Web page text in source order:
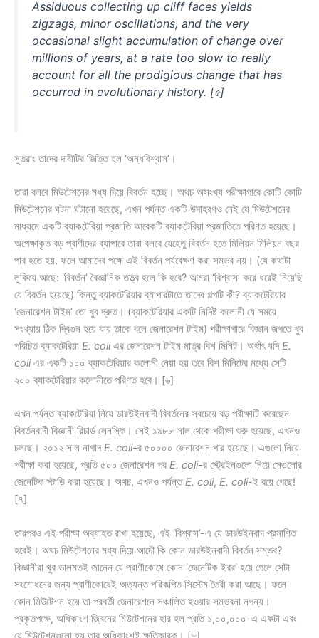
Assiduous collecting up cliff faces yields
zigzags, minor oscillations, and the very
occasional slight accumulation of change over
millions of years, at a rate too slow to really
account for all the prodigious change that has
occurred in evolutionary history. [৫]
সুতরাং তাদের দাবীটির ভিত্তি হল ‘অন্ধবিশ্বাস’।
তারা বলবে মিউটেশনের মধ্য দিয়ে বিবর্তন হচ্ছে। অথচ অসংখ্য পরীক্ষাগারে কোটি কোটি
মিউটেশনের ঘটনা ঘটানো হয়েছে, এখন পর্যন্ত একটি উদাহরণও নেই যে মিউটেশনের
মাধ্যমে একটি ব্যাকটেরিয়া প্রজাতি আরেকটি ব্যাকটেরিয়া প্রজাতিতে পরিণত হয়েছে।
অপেক্ষাকৃত বড় প্রাণীদের ব্যাপারে তারা বলবে যেহেতু বিবর্তন হতে মিলিয়ন মিলিয়ন বছর
পার হতে হয়, ফলে আমাদের পক্ষে এই বিবর্তন পর্যবেক্ষণ করা সম্ভব নয়। (যে কথাটা
লুকিয়ে আছে: ‘বিবর্তন’ বৈজ্ঞানিক তত্ত্ব হলে কি হবে? আমরা ‘বিশ্বাস’ করে ধরেই নিয়েছি
যে বিবর্তন হয়েছে) কিন্তু ব্যাকটেরিয়ার ব্যাপারটাতে তাদের গল্পটি কী? ব্যাকটেরিয়ার
‘জেনারেশন টাইম’ তো খুব দ্রুত। (ব্যাকটেরিয়ার একটি নির্দিষ্ট কলোনী যে সময়ে
সংখ্যায় ঠিক দ্বিগুন হয়ে যায় তাকে বলে জেনারেশন টাইম) পরীক্ষাগারে বিজ্ঞান জগতে খুব
পরিচিত ব্যাকটেরিয়া E. coliএর জেনারেশন টাইম মাত্র বিশ মিনিট। অর্থাৎ যদিE.
coliএর একটি ১০০ ব্যাকটেরিয়ার কলোনী নেয়া হয় তবে বিশ মিনিটের মধ্যে সেটি
২০০ ব্যাকটেরিয়ার কলোনীতে পরিণত হবে। [৬]
এখন পর্যন্ত ব্যাকটেরিয়া নিয়ে ডারউইনবাদী বিবর্তনের সবচেয়ে বড় পরীক্ষাটি করেছেন
বিবর্তনবাদী বিজ্ঞানী রিচার্ড লেনস্কি। সেই ১৯৮৮ সাল থেকে পরীক্ষা শুরু হয়েছে, এখনও
চলছে। ২০১২ সাল নাগাদE. coli-র ৫০০০০ জেনারেশন পার হয়েছে। এগুলো নিয়ে
পরীক্ষা করা হয়েছে, প্রতি ৫০০ জেনারেশন পর E. coli-র স্ট্রেইনগুলো নিয়ে সেগুলোর
জেনেটিক স্টাডি করা হয়েছে। অথচ, এখনও পর্যন্তE. coli, E. coli-ই রয়ে গেছে!
[৭]
তারপরও এই পরীক্ষা অব্যাহত রাখা হয়েছে, এই ‘বিশ্বাস’-এ যে ডারউইনবাদ প্রমাণিত
হবেই। অথচ মিউটেশনের মধ্য দিয়ে আদৌ কি কোন ডারউইনবাদী বিবর্তন সম্ভব?
বিজ্ঞানীরা খুব ভালমতই জানেন যে প্রাণীকোষে কোন ‘জেনেটিক ইরর’ হয়ে গেলে সেটা
সংশোধনের জন্য প্রাণীকোষেই অত্যন্ত পরিকল্পিত সিস্টেম তৈরী করা আছে। ফলে
কোন মিউটেশন হয়ে তা পরবর্তী জেনারেশনে সঞ্চালিত হওয়ার সম্ভবনা নগন্য।
প্রকৃতপক্ষে, অধিকাংশ জ্বিনের মিউটেশনের হার হল প্রতি ১,০০,০০০-এ একটা এবং